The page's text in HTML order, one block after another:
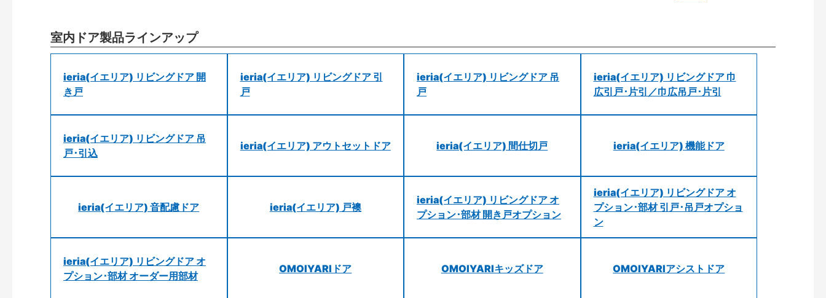
室内ドア製品ラインアップ
ieria(イエリア) リビングドア 開
き戸
ieria(イエリア) リビングドア 引
戸
ieria(イエリア) リビングドア 吊
戸
ieria(イエリア) リビングドア 巾
広引戸･片引／巾広吊戸･片引
ieria(イエリア) リビングドア 吊
戸･引込
ieria(イエリア) アウトセットドア ieria(イエリア) 間仕切戸 ieria(イエリア) 機能ドア
ieria(イエリア) 音配慮ドア ieria(イエリア) 戸襖
ieria(イエリア) リビングドア オ
プション･部材 開き戸オプション
ieria(イエリア) リビングドア オ
プション･部材 引戸･吊戸オプショ
ン
ieria(イエリア) リビングドア オ
プション･部材 オーダー用部材
OMOIYARIドア OMOIYARIキッズドア OMOIYARIアシストドア